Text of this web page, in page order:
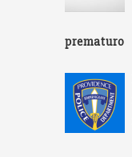
prematuro